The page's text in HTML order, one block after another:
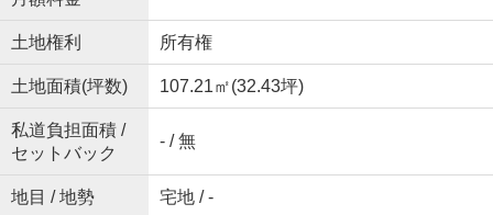
土地権利 所有権
土地面積(坪数) 107.21㎡(32.43坪)
私道負担面積 /
セットバック
- / 無
地目 / 地勢 宅地 / -